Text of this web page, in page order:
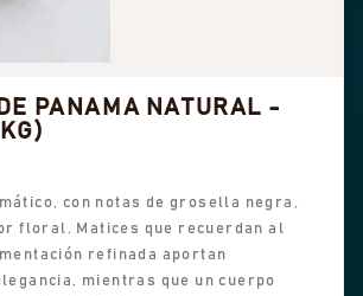
PANAMA NATURAL -
con notas de grosella negra,
floral. Matices que recuerdan al
refinada aportan
mientras que un cuerpo